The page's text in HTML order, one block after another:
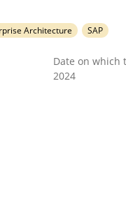
Architecture SAP
Date on which
2024